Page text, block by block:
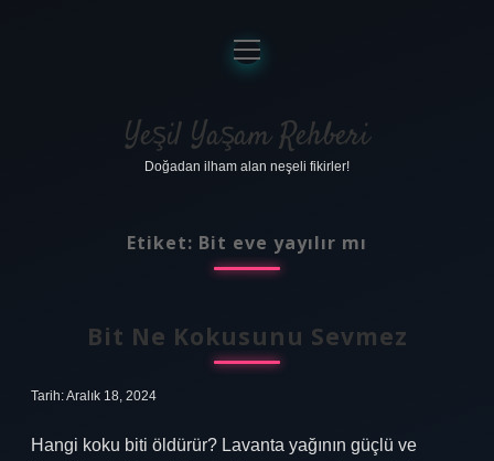
Anasayfa
Gizlilik Politikası
Yasal Uyarı
menüyü
aç
Yeşil Yaşam Rehberi
Doğadan ilham alan neşeli fikirler!
Etiket: Bit eve yayılır mı
Bit Ne Kokusunu Sevmez
Tarih: Aralık 18, 2024
Hangi koku biti öldürür? Lavanta yağının güçlü ve